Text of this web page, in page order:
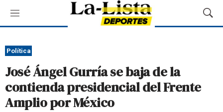
M
e
ú
M
o
Política
José Ángel Gurría se baja de la
contienda presidencial del Frente
Amplio por México